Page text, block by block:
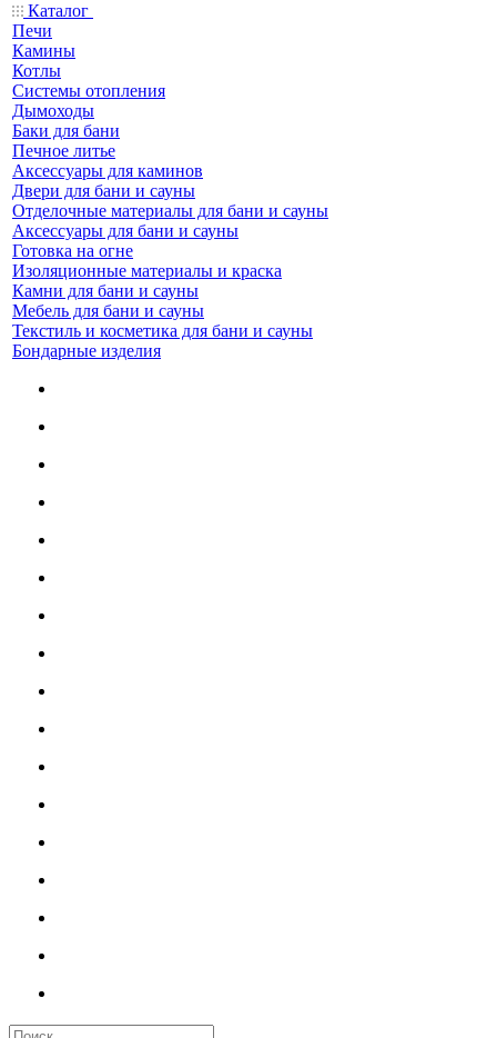
Каталог
Печи
Камины
Котлы
Системы отопления
Дымоходы
Баки для бани
Печное литье
Аксессуары для каминов
Двери для бани и сауны
Отделочные материалы для бани и сауны
Аксессуары для бани и сауны
Готовка на огне
Изоляционные материалы и краска
Камни для бани и сауны
Мебель для бани и сауны
Текстиль и косметика для бани и сауны
Бондарные изделия